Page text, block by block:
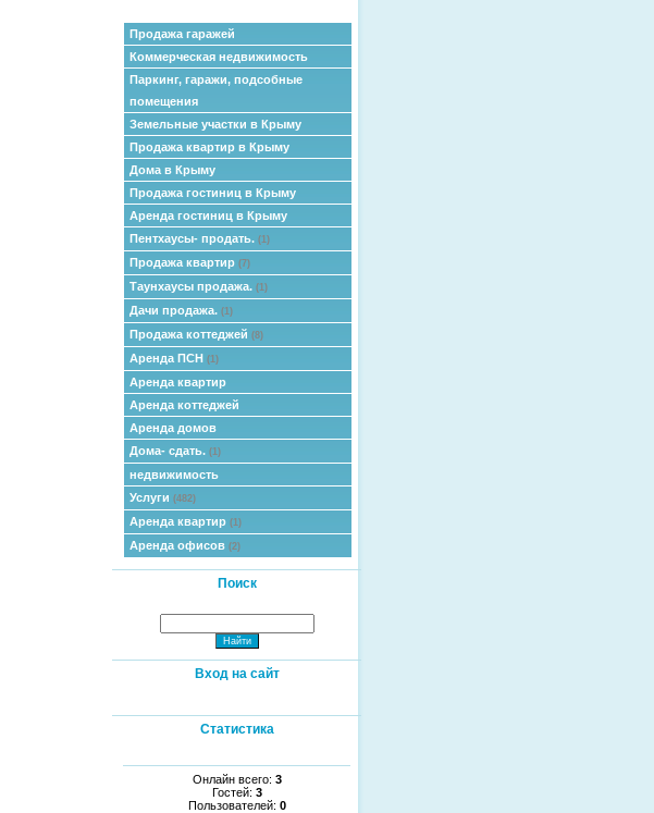
Продажа гаражей
Коммерческая недвижимость
Паркинг, гаражи, подсобные
помещения
Земельные участки в Крыму
Продажа квартир в Крыму
Дома в Крыму
Продажа гостиниц в Крыму
Аренда гостиниц в Крыму
Пентхаусы- продать. (1)
Продажа квартир (7)
Таунхаусы продажа. (1)
Дачи продажа. (1)
Продажа коттеджей (8)
Аренда ПСН (1)
Аренда квартир
Аренда коттеджей
Аренда домов
Дома- сдать. (1)
недвижимость
Услуги (482)
Аренда квартир (1)
Аренда офисов (2)
Поиск
Вход на сайт
Статистика
Онлайн всего: 3
Гостей: 3
Пользователей: 0